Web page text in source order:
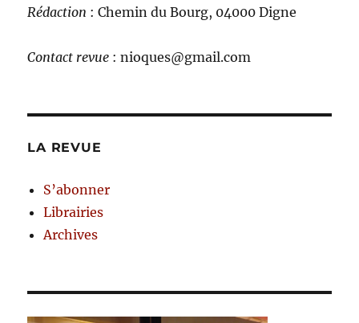
Rédaction : Chemin du Bourg, 04000 Digne
Contact revue : nioques@gmail.com
LA REVUE
S’abonner
Librairies
Archives